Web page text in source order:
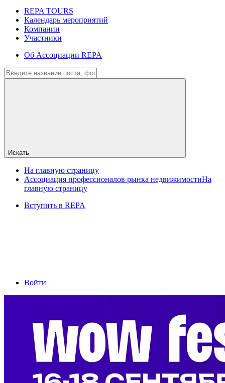
REPA TOURS
Календарь мероприятий
Компании
Участники
Об Ассоциации REPA
Искать
На главную страницу
Ассоциация профессионалов рынка недвижимостиНа
главную страницу
Вступить в REPA
Войти